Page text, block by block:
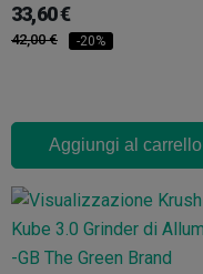
33,60 €
42,00 € -20%
Aggiungi al carrello